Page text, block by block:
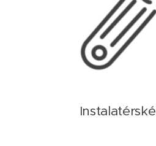
Instalatérské